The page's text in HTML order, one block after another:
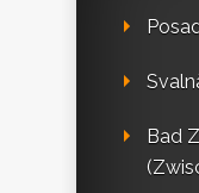
Bad